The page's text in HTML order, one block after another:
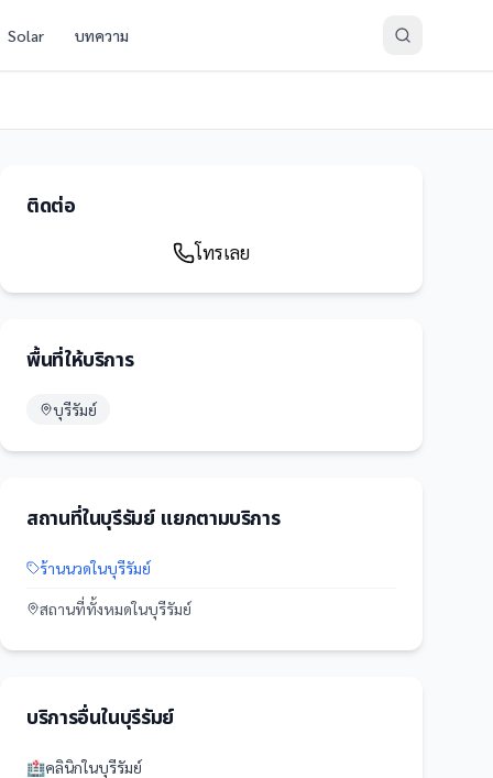
Solar บทความ
ติดต่อ
โทรเลย
พื้นที่ให้บริการ
บุรีรัมย์
สถานที่ในบุรีรัมย์แยกตามบริการ
ร้านนวดในบุรีรัมย์
สถานที่ทั้งหมดในบุรีรัมย์
บริการอื่นในบุรีรัมย์
🏥คลินิกในบุรีรัมย์